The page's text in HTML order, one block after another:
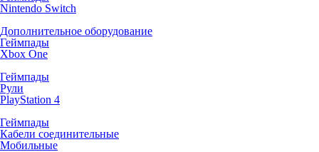
Nintendo Switch
Дополнительное оборудование
Геймпады
Xbox One
Геймпады
Рули
PlayStation 4
Геймпады
Кабели соединительные
Мобильные